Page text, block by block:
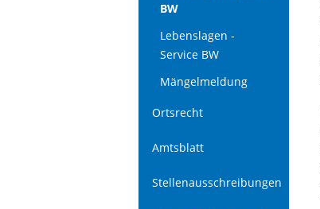
BW
Lebenslagen -
Service BW
Mängelmeldung
Ortsrecht
Amtsblatt
Stellenausschreibungen